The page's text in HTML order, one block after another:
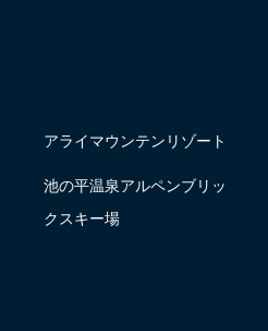
アライマウンテンリゾート
池の平温泉アルペンブリッ
クスキー場